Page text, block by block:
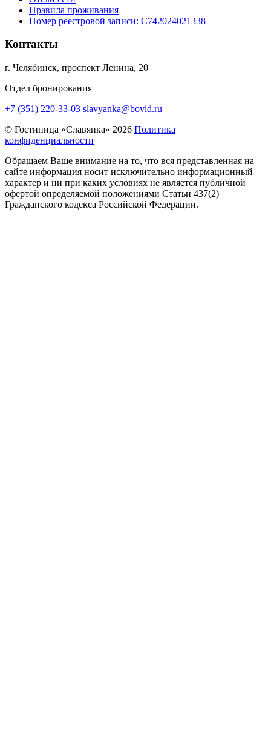
Правила проживания
Номер реестровой записи: С742024021338
Контакты
г. Челябинск, проспект Ленина, 20
Отдел бронирования
+7 (351) 220-33-03 slavyanka@bovid.ru
© Гостиница «Славянка» 2026 Политика
конфиденциальности
Обращаем Ваше внимание на то, что вся представленная на
сайте информация носит исключительно информационный
характер и ни при каких условиях не является публичной
офертой определяемой положениями Статьи 437(2)
Гражданского кодекса Российской Федерации.